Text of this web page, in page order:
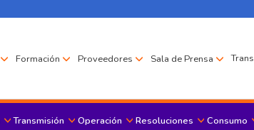
Formación Proveedores Sala de Prensa
Transmisión Operación Resoluciones Consumo